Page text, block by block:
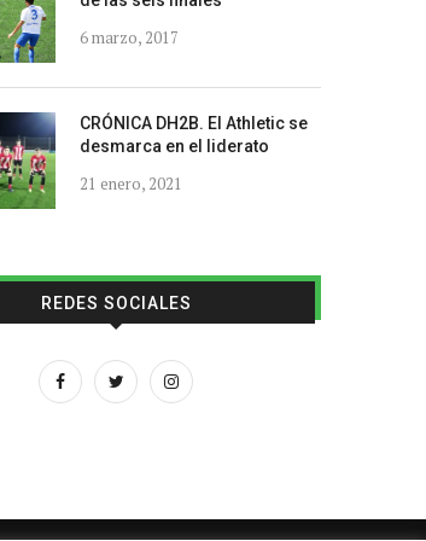
6 marzo, 2017
CRÓNICA DH2B. El Athletic se
desmarca en el liderato
21 enero, 2021
REDES SOCIALES